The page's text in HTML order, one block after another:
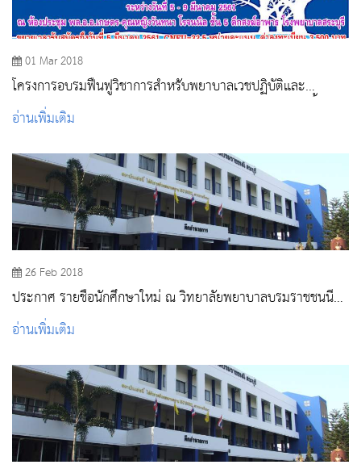
01 Mar 2018
โครงการอบรมฟื้นฟูวิชาการสำหรับพยาบาลเวชปฏิบัติและ
พยาบาลวิชาชีพ : บทบาทพยาบาลเวชปฏิบัติในจัดการโรคเรื้อรัง
ตามนโยบายระบบบริการสุขภาพ(Service Plan) ระหว่างวันที่ 5 –
อ่านเพิ่มเติม
26 Feb 2018
ประกาศ รายชื่อนักศึกษาใหม่ ณ วิทยาลัยพยาบาลบรมราชชนนี
สระบุรี ปีการศึกษา 2561
อ่านเพิ่มเติม